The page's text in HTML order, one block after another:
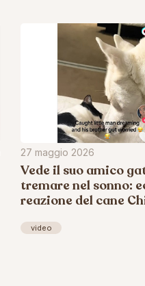
27 maggio 2026
Vede il suo amico
tremare nel sonno:
reazione del cane
video